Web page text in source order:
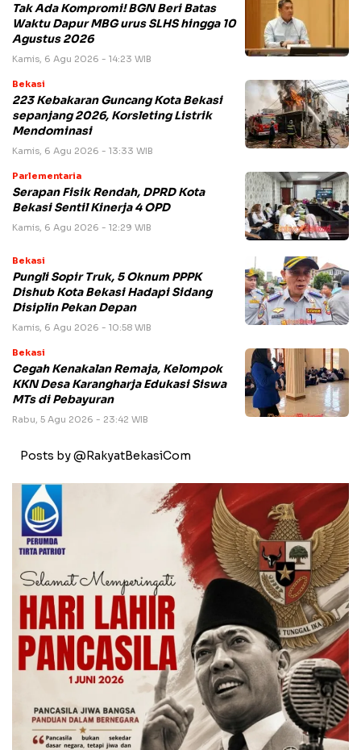
Tak Ada Kompromi! BGN Beri Batas
Waktu Dapur MBG urus SLHS hingga 10
Agustus 2026
Kamis, 6 Agu 2026 - 14:23 WIB
Bekasi
223 Kebakaran Guncang Kota Bekasi
sepanjang 2026, Korsleting Listrik
Mendominasi
Kamis, 6 Agu 2026 - 13:33 WIB
Parlementaria
Serapan Fisik Rendah, DPRD Kota
Bekasi Sentil Kinerja 4 OPD
Kamis, 6 Agu 2026 - 12:29 WIB
Bekasi
Pungli Sopir Truk, 5 Oknum PPPK
Dishub Kota Bekasi Hadapi Sidang
Disiplin Pekan Depan
Kamis, 6 Agu 2026 - 10:58 WIB
Bekasi
Cegah Kenakalan Remaja, Kelompok
KKN Desa Karangharja Edukasi Siswa
MTs di Pebayuran
Rabu, 5 Agu 2026 - 23:42 WIB
Posts by @RakyatBekasiCom